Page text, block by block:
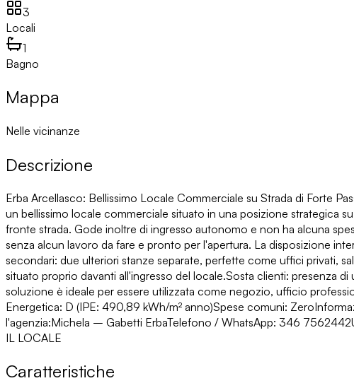
3
Locali
1
Bagno
Mappa
Nelle vicinanze
Descrizione
Erba Arcellasco: Bellissimo Locale Commerciale su Strada di Forte
un bellissimo locale commerciale situato in una posizione strategica
fronte strada. Gode inoltre di ingresso autonomo e non ha alcuna
senza alcun lavoro da fare e pronto per l'apertura. La disposizione
secondari: due ulteriori stanze separate, perfette come uffici privati,
situato proprio davanti all'ingresso del locale.Sosta clienti: presenza
soluzione è ideale per essere utilizzata come negozio, ufficio
Energetica: D (IPE: 490,89 kWh/m² anno)Spese comuni:
l'agenzia:Michela – Gabetti ErbaTelefono / WhatsApp: 346
IL LOCALE
Caratteristiche